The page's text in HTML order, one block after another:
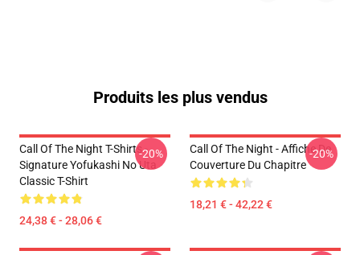
Produits les plus vendus
Call Of The Night T-Shirts -
Signature Yofukashi No Uta
Classic T-Shirt
24,38 € - 28,06 €
-20%
Call Of The Night - Affiche De
Couverture Du Chapitre
18,21 € - 42,22 €
-20%